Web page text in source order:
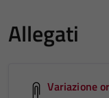
Allegati
Variazione